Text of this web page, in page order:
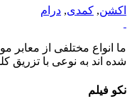
اکشن, کمدی, درام
ما انواع مختلفی از معابر
شده اند به نوعی با تزریق
نکو فیلم